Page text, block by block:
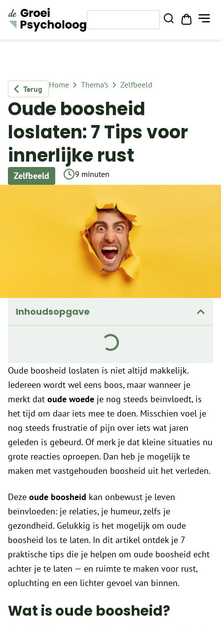
Terug Home Thema’s Zelfbeeld
Oude boosheid
loslaten: 7 Tips voor
innerlijke rust
Zelfbeeld 9 minuten
Inhoudsopgave
Oude boosheid loslaten is niet altijd makkelijk.
Iedereen wordt wel eens boos, maar wanneer je
merkt dat oude woede je nog steeds beïnvloedt, is
het tijd om daar iets mee te doen. Misschien voel je
nog steeds frustratie of pijn over iets wat jaren
geleden is gebeurd. Of merk je dat kleine situaties nu
grote reacties oproepen. Dan heb je mogelijk te
maken met vastgehouden boosheid uit het verleden.
Deze oude boosheid kan onbewust je leven
beïnvloeden: je relaties, je humeur, zelfs je
gezondheid. Gelukkig is het mogelijk om oude
boosheid los te laten. In dit artikel ontdek je 7
praktische tips die je helpen om oude boosheid echt
achter je te laten — en ruimte te maken voor rust,
opluchting en een lichter gevoel van binnen.
Wat is oude boosheid?